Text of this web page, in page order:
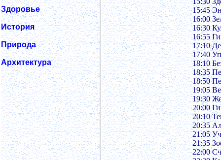
Здоровье
История
Природа
Архитектура
15:45
16:00
16:30
16:55
17:10
17:40
18:10
18:35
18:50
19:05
19:30
20:00
20:10
20:35
21:05
21:35
22:00